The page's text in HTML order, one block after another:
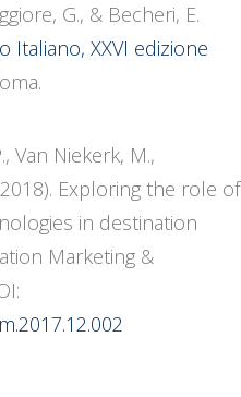
G., & Becheri, E.
Italiano, XXVI edizione
Van Niekerk, M.,
Exploring the role of
in destination
Marketing &